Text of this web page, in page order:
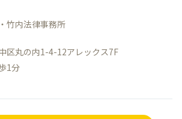
竹内法律事務所
区丸の内1-4-12アレックス7F
1分